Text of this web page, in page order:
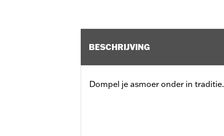
BESCHRIJVING
Dompel je asmoer onder in traditie.